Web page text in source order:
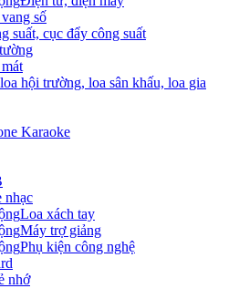
số
suất, cục đẩy công suất
hội trường, loa sân khấu, loa gia
Karaoke
nhạc
Loa xách tay
Máy trợ giảng
Phụ kiện công nghệ
nhớ